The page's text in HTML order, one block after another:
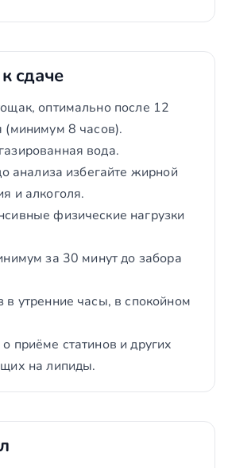
сдаче
оптимально после 12
(минимум 8 часов).
вода.
анализа избегайте жирной
и алкоголя.
физические нагрузки
за 30 минут до забора
в утренние часы, в спокойном
приёме статинов и других
на липиды.